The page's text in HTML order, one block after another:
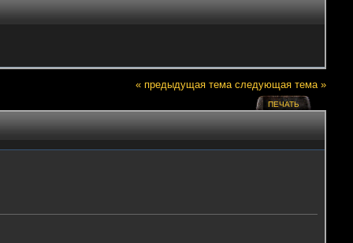
« предыдущая тема следующая тема »
ПЕЧАТЬ